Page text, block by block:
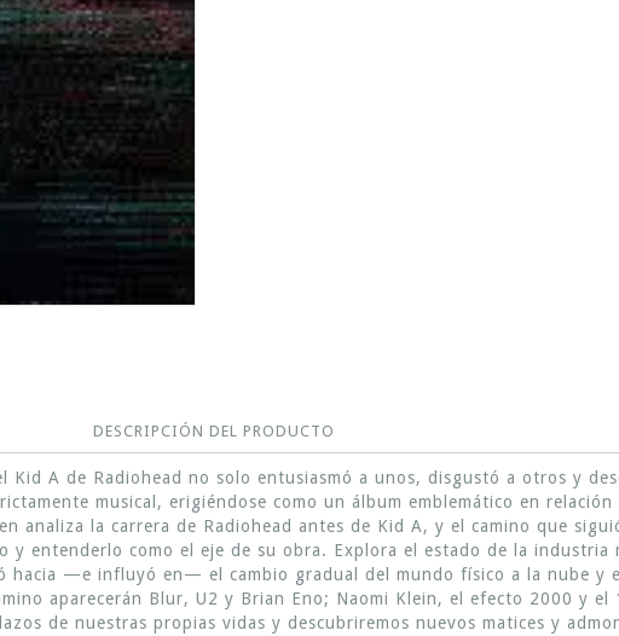
DESCRIPCIÓN DEL PRODUCTO
A de Radiohead no solo entusiasmó a unos, disgustó a otros y
musical, erigiéndose como un álbum emblemático en
analiza la carrera de Radiohead antes de Kid A, y el camino que
y entenderlo como el eje de su obra. Explora el estado de la industria
hacia —e influyó en— el cambio gradual del mundo físico a la nube y
aparecerán Blur, U2 y Brian Eno; Naomi Klein, el efecto 2000 y el
de nuestras propias vidas y descubriremos nuevos matices y